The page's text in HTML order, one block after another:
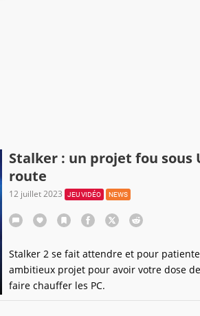
Stalker : un projet fou sous
route
12 juillet 2023 JEU VIDÉO NEWS
Stalker 2 se fait attendre et pour
ambitieux projet pour avoir votre dose
faire chauffer les PC.